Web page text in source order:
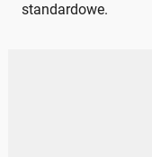
standardowe.